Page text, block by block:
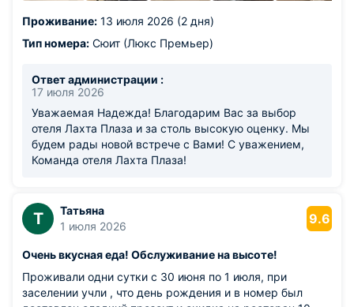
Проживание: 13 июля 2026 (2 дня)
Тип номера: Сюит (Люкс Премьер)
Ответ администрации :
17 июля 2026
Уважаемая Надежда! Благодарим Вас за выбор
отеля Лахта Плаза и за столь высокую оценку. Мы
будем рады новой встрече с Вами! С уважением,
Команда отеля Лахта Плаза!
Т
Татьяна
1 июля 2026
9.6
Очень вкусная еда! Обслуживание на высоте!
Проживали одни сутки с 30 июня по 1 июля, при
заселении учли , что день рождения и в номер был